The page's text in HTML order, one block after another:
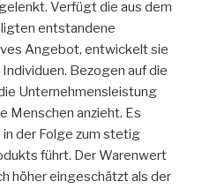
Verfügt die aus dem
entstandene
Angebot, entwickelt sie
Bezogen auf die
Unternehmensleistung
Menschen anzieht. Es
der Folge zum stetig
führt. Der Warenwert
höher eingeschätzt als der